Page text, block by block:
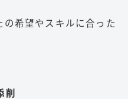
希望やスキルに合った
削